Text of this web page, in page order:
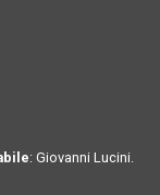
: Giovanni Lucini.